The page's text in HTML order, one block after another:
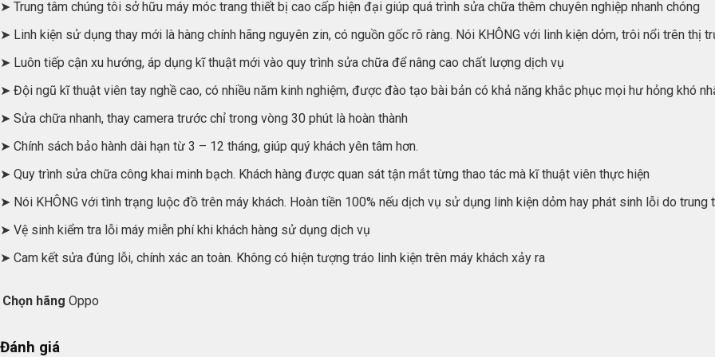
➤ Trung tâm chúng tôi sở hữu máy móc trang thiết bị cao cấp hiện đại giúp quá trình sửa chữa thêm chuyên nghiệp nhanh chóng
➤ Linh kiện sử dụng thay mới là hàng chính hãng nguyên zin, có nguồn gốc rõ ràng. Nói KHÔNG với linh kiện dỏm, trôi nổi trên thị
➤ Luôn tiếp cận xu hướng, áp dụng kĩ thuật mới vào quy trình sửa chữa để nâng cao chất lượng dịch vụ
➤ Đội ngũ kĩ thuật viên tay nghề cao, có nhiều năm kinh nghiệm, được đào tạo bài bản có khả năng khắc phục mọi hư hỏng khó
➤ Sửa chữa nhanh, thay camera trước chỉ trong vòng 30 phút là hoàn thành
➤ Chính sách bảo hành dài hạn từ 3 – 12 tháng, giúp quý khách yên tâm hơn.
➤ Quy trình sửa chữa công khai minh bạch. Khách hàng được quan sát tận mắt từng thao tác mà kĩ thuật viên thực hiện
➤ Nói KHÔNG với tình trạng luộc đồ trên máy khách. Hoàn tiền 100% nếu dịch vụ sử dụng linh kiện dỏm hay phát sinh lỗi do trung
➤ Vệ sinh kiểm tra lỗi máy miễn phí khi khách hàng sử dụng dịch vụ
➤ Cam kết sửa đúng lỗi, chính xác an toàn. Không có hiện tượng tráo linh kiện trên máy khách xảy ra
Chọn hãng Oppo
Đánh giá